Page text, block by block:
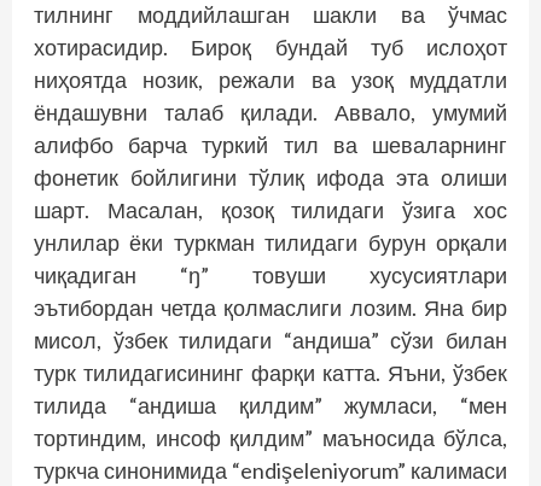
тилнинг моддийлашган шакли ва ўчмас
хотирасидир. Бироқ бундай туб ислоҳот
ниҳоятда нозик, режали ва узоқ муддатли
ёндашувни талаб қилади. Аввало, умумий
алифбо барча туркий тил ва шеваларнинг
фонетик бойлигини тўлиқ ифода эта олиши
шарт. Масалан, қозоқ тилидаги ўзига хос
унлилар ёки туркман тилидаги бурун орқали
чиқадиган “ŋ” товуши хусусиятлари
эътибордан четда қолмаслиги лозим. Яна бир
мисол, ўзбек тилидаги “андиша” сўзи билан
турк тилидагисининг фарқи катта. Яъни, ўзбек
тилида “андиша қилдим” жумласи, “мен
тортиндим, инсоф қилдим” маъносида бўлса,
туркча синонимида “endişeleniyorum” калимаси